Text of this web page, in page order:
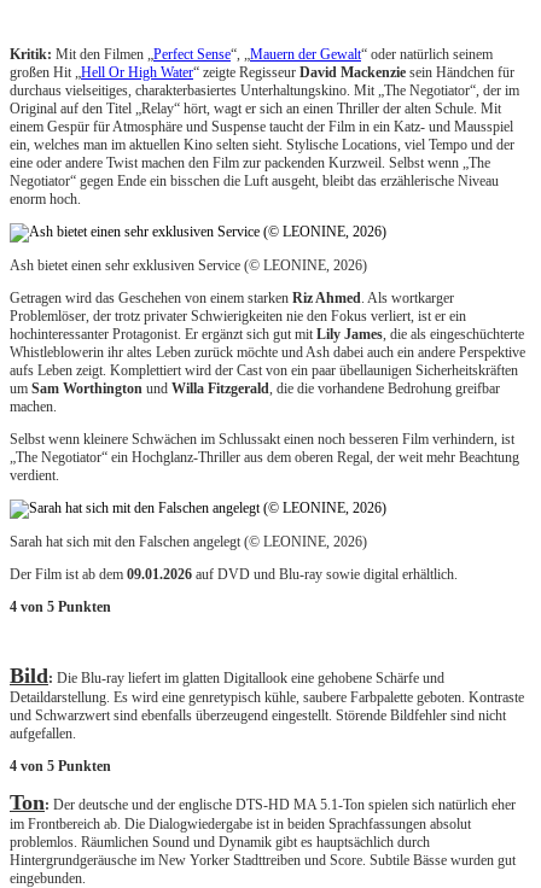
Kritik: Mit den Filmen „Perfect Sense“, „Mauern der Gewalt“ oder natürlich seinem
großen Hit „Hell Or High Water“ zeigte Regisseur David Mackenzie sein Händchen für
durchaus vielseitiges, charakterbasiertes Unterhaltungskino. Mit „The Negotiator“, der im
Original auf den Titel „Relay“ hört, wagt er sich an einen Thriller der alten Schule. Mit
einem Gespür für Atmosphäre und Suspense taucht der Film in ein Katz- und Mausspiel
ein, welches man im aktuellen Kino selten sieht. Stylische Locations, viel Tempo und der
eine oder andere Twist machen den Film zur packenden Kurzweil. Selbst wenn „The
Negotiator“ gegen Ende ein bisschen die Luft ausgeht, bleibt das erzählerische Niveau
enorm hoch.
Ash bietet einen sehr exklusiven Service (© LEONINE, 2026)
Getragen wird das Geschehen von einem starken Riz Ahmed. Als wortkarger
Problemlöser, der trotz privater Schwierigkeiten nie den Fokus verliert, ist er ein
hochinteressanter Protagonist. Er ergänzt sich gut mit Lily James, die als eingeschüchterte
Whistleblowerin ihr altes Leben zurück möchte und Ash dabei auch ein andere Perspektive
aufs Leben zeigt. Komplettiert wird der Cast von ein paar übellaunigen Sicherheitskräften
um Sam Worthington und Willa Fitzgerald, die die vorhandene Bedrohung greifbar
machen.
Selbst wenn kleinere Schwächen im Schlussakt einen noch besseren Film verhindern, ist
„The Negotiator“ ein Hochglanz-Thriller aus dem oberen Regal, der weit mehr Beachtung
verdient.
Sarah hat sich mit den Falschen angelegt (© LEONINE, 2026)
Der Film ist ab dem 09.01.2026 auf DVD und Blu-ray sowie digital erhältlich.
4 von 5 Punkten
Bild: Die Blu-ray liefert im glatten Digitallook eine gehobene Schärfe und
Detaildarstellung. Es wird eine genretypisch kühle, saubere Farbpalette geboten. Kontraste
und Schwarzwert sind ebenfalls überzeugend eingestellt. Störende Bildfehler sind nicht
aufgefallen.
4 von 5 Punkten
Ton: Der deutsche und der englische DTS-HD MA 5.1-Ton spielen sich natürlich eher
im Frontbereich ab. Die Dialogwiedergabe ist in beiden Sprachfassungen absolut
problemlos. Räumlichen Sound und Dynamik gibt es hauptsächlich durch
Hintergrundgeräusche im New Yorker Stadttreiben und Score. Subtile Bässe wurden gut
eingebunden.